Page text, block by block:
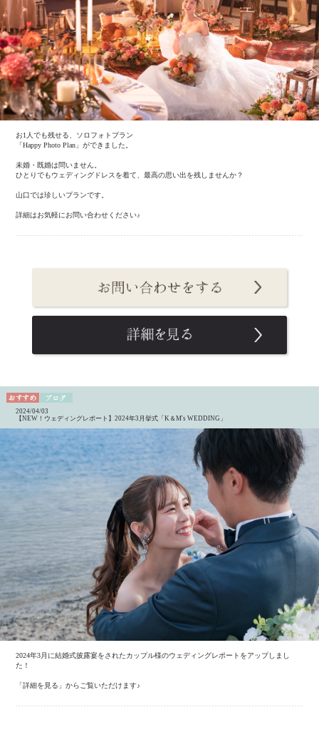
お1人でも残せる、ソロフォトプラン
「Happy Photo Plan」ができました。
未婚・既婚は問いません。
ひとりでもウェディングドレスを着て、最高の思い出を残しませんか？
山口では珍しいプランです。
詳細はお気軽にお問い合わせください♪
2024/04/03
【NEW！ウェディングレポート】2024年3月挙式「K＆M's WEDDING」
2024年3月に結婚式披露宴をされたカップル様のウェディングレポートをアップしまし
た！
「詳細を見る」からご覧いただけます♪